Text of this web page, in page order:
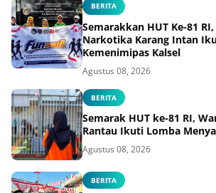
BERITA
Semarakkan HUT Ke-81 RI,
Narkotika Karang Intan
Kemenimipas Kalsel
Agustus 08, 2026
BERITA
Semarak HUT ke-81 RI,
Rantau Ikuti Lomba
Agustus 08, 2026
BERITA